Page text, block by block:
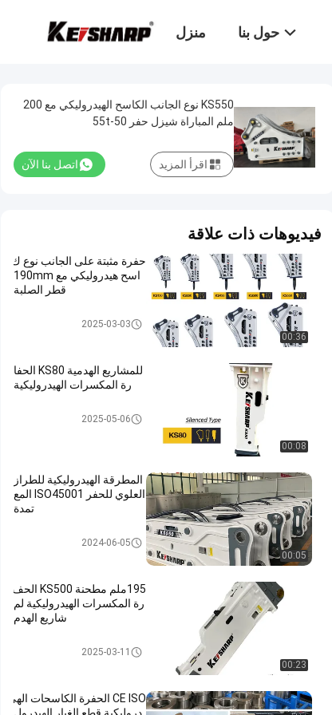
منزل حول بنا
KS550 نوع الجانب الكاسح الهيدروليكي مع 200
ملم المباراة شيزل حفر 50-55t
اتصل بنا الآن اقرأ المزيد
فيديوهات ذات علاقة
00:36
حفرة مثبتة على الجانب نوع ك
اسح هيدروليكي مع 190mm
قطر الصلبة
الكسارة الهيدروليكية للحفارة
2025-03-03
00:08
للمشاريع الهدمية KS80 الحفا
رة المكسرات الهيدروليكية
الكسارة الهيدروليكية للحفارة
2025-05-06
00:05
المطرقة الهيدروليكية للطراز
العلوي للحفر ISO45001 المع
تمدة
الكسارة الهيدروليكية للحفارة
2024-06-05
00:23
195ملم مطحنة KS500 الحف
رة المكسرات الهيدروليكية لم
شاريع الهدم
الكسارة الهيدروليكية للحفارة
2025-03-11
CE ISO الحفرة الكاسحات الهي